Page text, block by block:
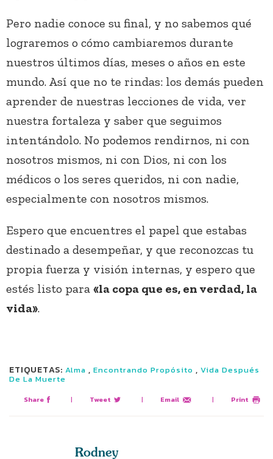
Pero nadie conoce su final, y no sabemos qué
lograremos o cómo cambiaremos durante
nuestros últimos días, meses o años en este
mundo. Así que no te rindas: los demás pueden
aprender de nuestras lecciones de vida, ver
nuestra fortaleza y saber que seguimos
intentándolo. No podemos rendirnos, ni con
nosotros mismos, ni con Dios, ni con los
médicos o los seres queridos, ni con nadie,
especialmente con nosotros mismos.
Espero que encuentres el papel que estabas
destinado a desempeñar, y que reconozcas tu
propia fuerza y visión internas, y espero que
estés listo para «la copa que es, en verdad, la
vida».
ETIQUETAS: Alma ,Encontrando Propósito ,Vida Después
De La Muerte
Share | Tweet | Email | Print
Rodney